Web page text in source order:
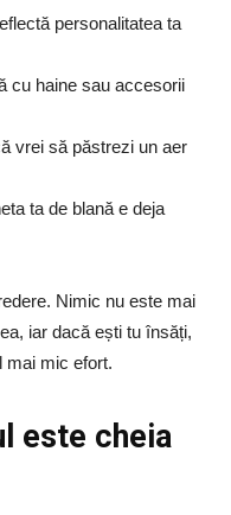
personalitatea ta
cu haine sau accesorii
vrei să păstrezi un aer
ta de blană e deja
Nimic nu este mai
iar dacă ești tu însăți,
mai mic efort.
este cheia